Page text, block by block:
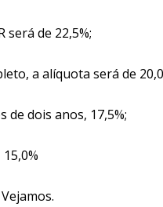
será de 22,5%;
a alíquota será de
dois anos, 17,5%;